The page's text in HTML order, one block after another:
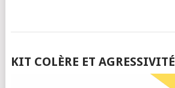
POSTS
KIT COLÈRE ET AGRESSIVITÉ